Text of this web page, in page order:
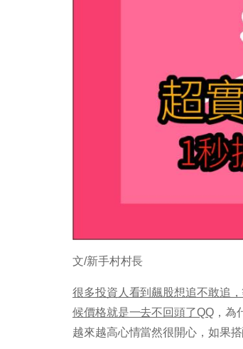
文/新手村村長
很多投資人看到飆股想追不敢追
候價格就是一去不回頭了QQ，為
越來越高心情當然很開心，如果